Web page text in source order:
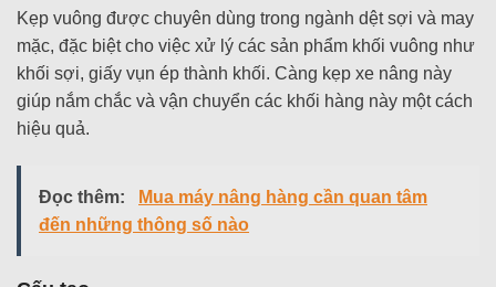
Kẹp vuông được chuyên dùng trong ngành dệt sợi và may
mặc, đặc biệt cho việc xử lý các sản phẩm khối vuông như
khối sợi, giấy vụn ép thành khối. Càng kẹp xe nâng này
giúp nắm chắc và vận chuyển các khối hàng này một cách
hiệu quả.
Đọc thêm:
Mua máy nâng hàng cần quan tâm
đến những thông số nào